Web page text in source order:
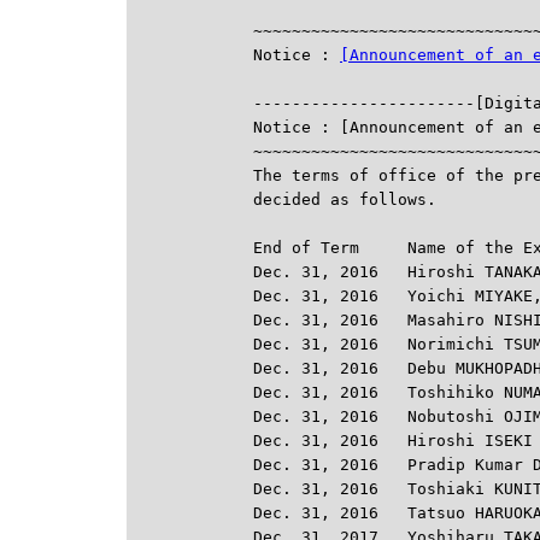
Notice :
[Announcement of
-----------------------
Notice : [Announcement of
The terms of office of the
decided as follows.
End of Term     Name of the
Dec. 31, 2016   Hiroshi
Dec. 31, 2016   Yoichi
Dec. 31, 2016   Masahiro
Dec. 31, 2016   Norimichi
Dec. 31, 2016   Debu
Dec. 31, 2016   Toshihiko
Dec. 31, 2016   Nobutoshi
Dec. 31, 2016   Hiroshi ISEKI
Dec. 31, 2016   Pradip Kumar
Dec. 31, 2016   Toshiaki
Dec. 31, 2016   Tatsuo